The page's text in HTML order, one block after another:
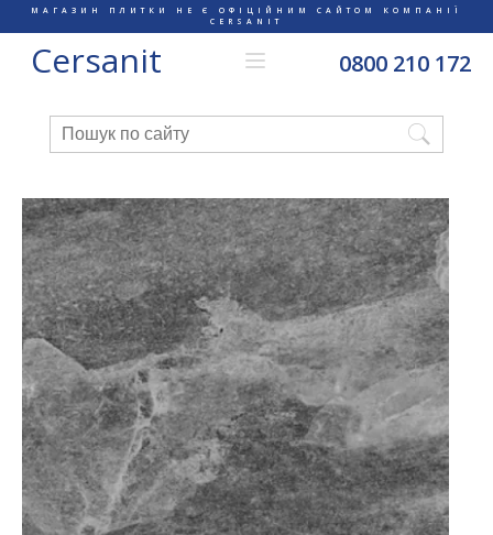
МАГАЗИН ПЛИТКИ НЕ Є ОФІЦІЙНИМ САЙТОМ КОМПАНІЇ
CERSANIT
Cersanit 0800 210 172